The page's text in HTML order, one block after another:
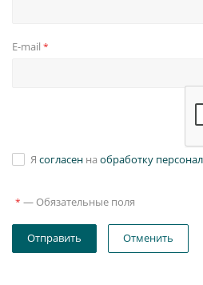
E-mail *
Я согласен на обработку
* — Обязательные поля
Отправить Отменить